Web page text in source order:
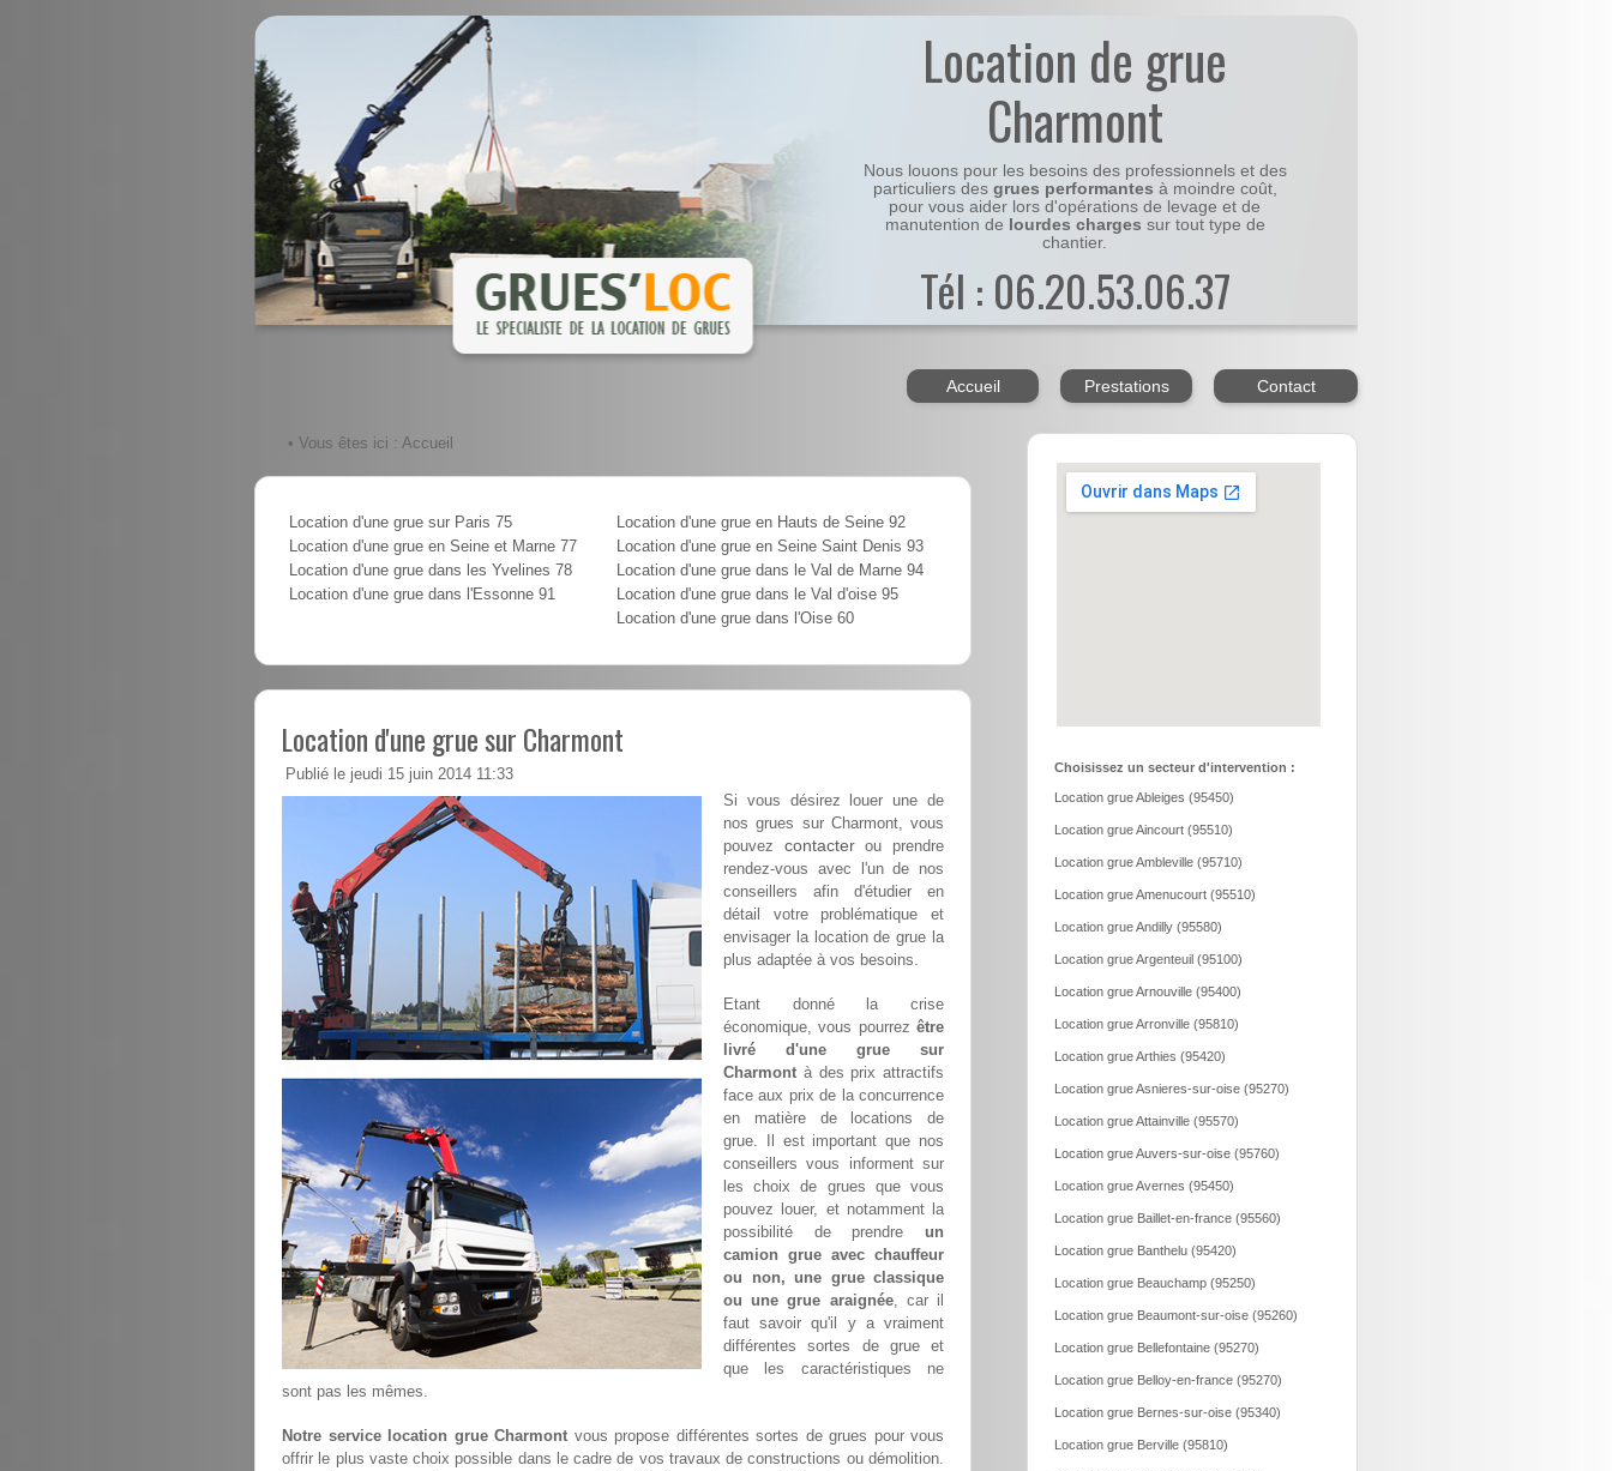
Location de grue
Charmont
Nous louons pour les besoins des professionnels et des
particuliers des grues performantes à moindre coût,
pour vous aider lors d'opérations de levage et de
manutention de lourdes charges sur tout type de
chantier.
Tél : 06.20.53.06.37
Accueil Prestations Contact
• Vous êtes ici : Accueil
Location d'une grue sur Paris 75
Location d'une grue en Seine et Marne 77
Location d'une grue dans les Yvelines 78
Location d'une grue dans l'Essonne 91
Location d'une grue en Hauts de Seine 92
Location d'une grue en Seine Saint Denis 93
Location d'une grue dans le Val de Marne 94
Location d'une grue dans le Val d'oise 95
Location d'une grue dans l'Oise 60
Location d'une grue sur Charmont
Publié le jeudi 15 juin 2014 11:33
Si vous désirez louer une de
nos grues sur Charmont, vous
pouvez contacterou prendre
rendez-vous avec l'un de nos
conseillers afin d'étudier en
détail votre problématique et
envisager la location de grue la
plus adaptée à vos besoins.
Etant donné la crise
économique, vous pourrez être
livré d'une grue sur
Charmont à des prix attractifs
face aux prix de la concurrence
en matière de locations de
grue. Il est important que nos
conseillers vous informent sur
les choix de grues que vous
pouvez louer, et notamment la
possibilité de prendre un
camion grue avec chauffeur
ou non, une grue classique
ou une grue araignée, car il
faut savoir qu'il y a vraiment
différentes sortes de grue et
que les caractéristiques ne
sont pas les mêmes.
Notre service location grue Charmont vous propose différentes sortes de grues pour vous
offrir le plus vaste choix possible dans le cadre de vos travaux de constructions ou démolition.
Choisissez un secteur d'intervention :
Location grue Ableiges (95450)
Location grue Aincourt (95510)
Location grue Ambleville (95710)
Location grue Amenucourt (95510)
Location grue Andilly (95580)
Location grue Argenteuil (95100)
Location grue Arnouville (95400)
Location grue Arronville (95810)
Location grue Arthies (95420)
Location grue Asnieres-sur-oise (95270)
Location grue Attainville (95570)
Location grue Auvers-sur-oise (95760)
Location grue Avernes (95450)
Location grue Baillet-en-france (95560)
Location grue Banthelu (95420)
Location grue Beauchamp (95250)
Location grue Beaumont-sur-oise (95260)
Location grue Bellefontaine (95270)
Location grue Belloy-en-france (95270)
Location grue Bernes-sur-oise (95340)
Location grue Berville (95810)